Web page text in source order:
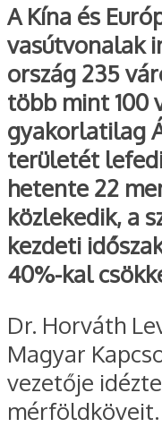
A Kína és
vasútvonalak
ország 235
több mint 100
gyakorlatilag
területét
hetente 22
közlekedik, a
kezdeti
40%-kal
Dr. Horváth
Magyar
vezetője
mérföldköveit.